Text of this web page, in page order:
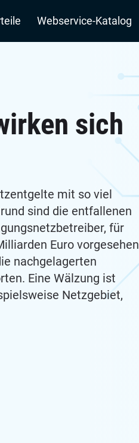
Webservice-Katalog
sich
mit so viel
sind die entfallenen
für
Euro vorgesehen
nachgelagerten
Eine Wälzung ist
Netzgebiet,